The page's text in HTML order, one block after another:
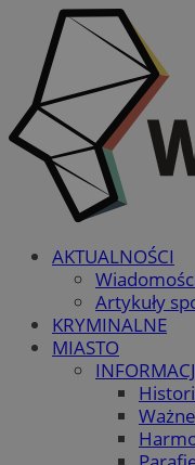
AKTUALNOŚCI
Artykuły
KRYMINALNE
MIASTO